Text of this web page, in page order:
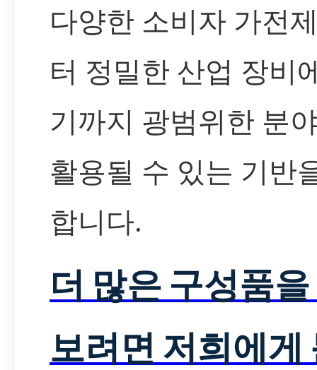
다양한 소비자 가전
터 정밀한 산업 장비
기까지 광범위한 분
활용될 수 있는 기반
합니다.
더 많은 구성품
보려면 저희에게